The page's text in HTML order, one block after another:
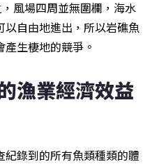
風場四周並無圍欄，海水
自由地進出，所以岩礁魚
生棲地的競爭。
漁業經濟效益
錄到的所有魚類種類的體